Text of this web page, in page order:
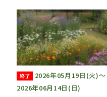
終了
2026年05月19日(火)〜
2026年06月14日(日)